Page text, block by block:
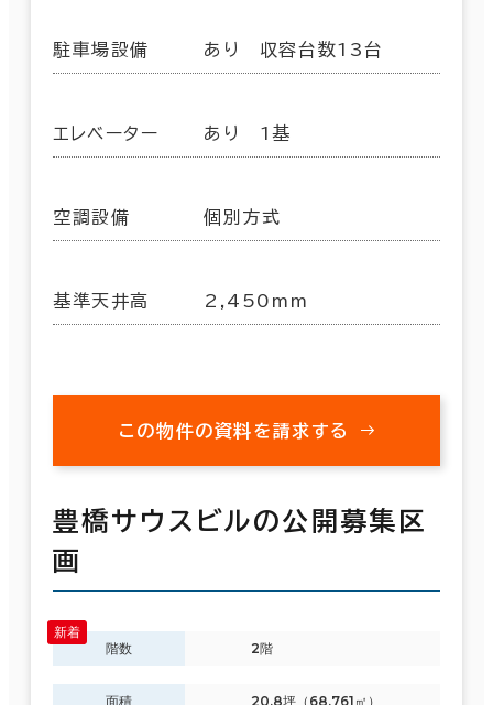
駐車場設備 あり 収容台数13台
エレベーター あり 1基
空調設備 個別方式
基準天井高 2,450mm
この物件の資料を請求する
豊橋サウスビルの公開募集区
画
階数 2階
面積 20.8坪（68.761㎡）